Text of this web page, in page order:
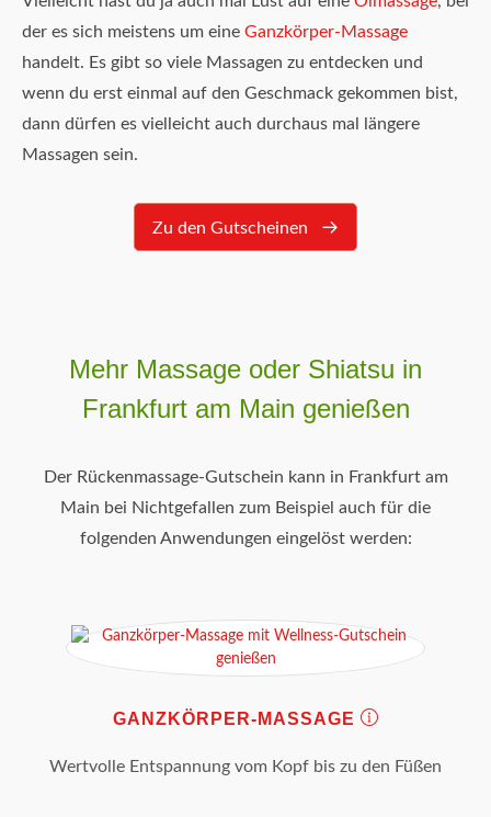
der es sich meistens um eine Ganzkörper-Massage
handelt. Es gibt so viele Massagen zu entdecken und
wenn du erst einmal auf den Geschmack gekommen bist,
dann dürfen es vielleicht auch durchaus mal längere
Massagen sein.
Zu den Gutscheinen
Mehr Massage oder Shiatsu in
Frankfurt am Main genießen
Der Rückenmassage-Gutschein kann in Frankfurt am
Main bei Nichtgefallen zum Beispiel auch für die
folgenden Anwendungen eingelöst werden:
GANZKÖRPER-MASSAGE
Wertvolle Entspannung vom Kopf bis zu den Füßen